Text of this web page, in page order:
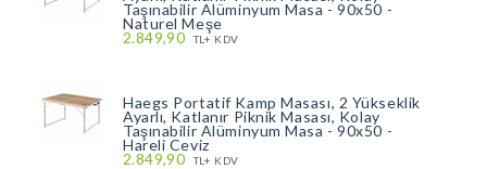
Taşınabilir Alüminyum Masa - 90x50 -
Naturel Meşe
2.849,90 TL+ KDV
Haegs Portatif Kamp Masası, 2 Yükseklik
Ayarlı, Katlanır Piknik Masası, Kolay
Taşınabilir Alüminyum Masa - 90x50 -
Hareli Ceviz
2.849,90 TL+ KDV